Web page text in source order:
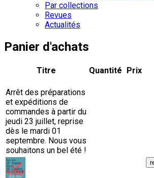
Par collections
Revues
Actualités
Panier d'achats
Arrêt des préparations
et expéditions de
commandes à partir du
jeudi 23 juillet, reprise
dès le mardi 01
septembre. Nous vous
souhaitons un bel été !
Titre Quantité Prix